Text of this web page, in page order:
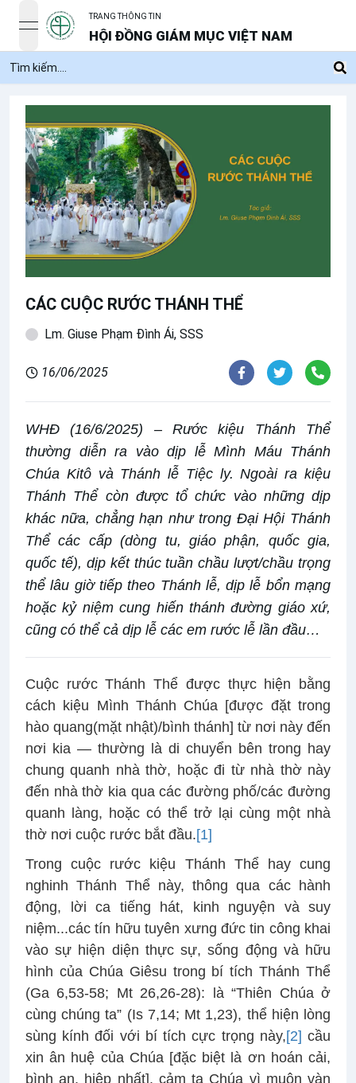
open navigation menu
TRANG THÔNG TIN
HỘI ĐỒNG GIÁM MỤC VIỆT NAM
CÁC CUỘC RƯỚC THÁNH THỂ
Lm. Giuse Phạm Đình Ái, SSS
16/06/2025
WHĐ (16/6/2025) – Rước kiệu Thánh Thể
thường diễn ra vào dịp lễ Mình Máu Thánh
Chúa Kitô và Thánh lễ Tiệc ly. Ngoài ra kiệu
Thánh Thể còn được tổ chức vào những dịp
khác nữa, chẳng hạn như trong Đại Hội Thánh
Thể các cấp (dòng tu, giáo phận, quốc gia,
quốc tế), dịp kết thúc tuần chầu lượt/chầu trọng
thể lâu giờ tiếp theo Thánh lễ, dịp lễ bổn mạng
hoặc kỷ niệm cung hiến thánh đường giáo xứ,
cũng có thể cả dịp lễ các em rước lễ lần đầu…
Cuộc rước Thánh Thể được thực hiện bằng
cách kiệu Mình Thánh Chúa [được đặt trong
hào quang(mặt nhật)/bình thánh] từ nơi này đến
nơi kia — thường là di chuyển bên trong hay
chung quanh nhà thờ, hoặc đi từ nhà thờ này
đến nhà thờ kia qua các đường phố/các đường
quanh làng, hoặc có thể trở lại cùng một nhà
thờ nơi cuộc rước bắt đầu.[1]
Trong cuộc rước kiệu Thánh Thể hay cung
nghinh Thánh Thể này, thông qua các hành
động, lời ca tiếng hát, kinh nguyện và suy
niệm...các tín hữu tuyên xưng đức tin công khai
vào sự hiện diện thực sự, sống động và hữu
hình của Chúa Giêsu trong bí tích Thánh Thể
(Ga 6,53-58; Mt 26,26-28): là “Thiên Chúa ở
cùng chúng ta” (Is 7,14; Mt 1,23), thể hiện lòng
sùng kính đối với bí tích cực trọng này,[2] cầu
xin ân huệ của Chúa [đặc biệt là ơn hoán cải,
bình an, hiệp nhất], cảm tạ Chúa vì muôn vàn